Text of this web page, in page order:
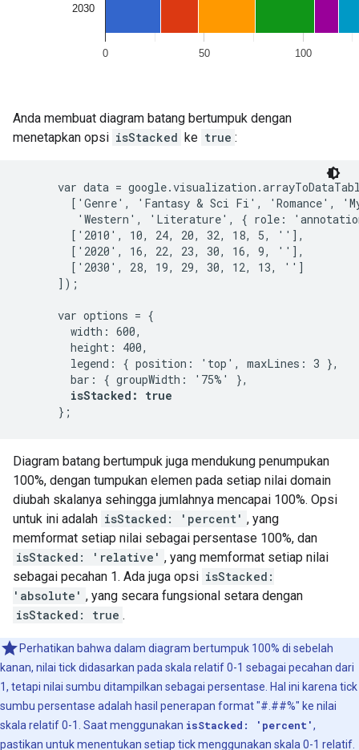
Anda membuat diagram batang bertumpuk dengan
menetapkan opsi isStacked ke true :
var data =
['Genre', 'Fantasy & Sci Fi', 'Romance',
'Western', 'Literature', { role:
        ['2010', 10, 24, 20, 32, 18, 5, ''],
        ['2020', 16, 22, 23, 30, 16, 9, ''],
        ['2030', 28, 19, 29, 30, 12, 13, '']
      ]);
      var options = {
        width: 600,
        height: 400,
        legend: { position: 'top', maxLines: 3 },
        bar: { groupWidth: '75%' },
isStacked: true
Diagram batang bertumpuk juga mendukung penumpukan
100%, dengan tumpukan elemen pada setiap nilai domain
diubah skalanya sehingga jumlahnya mencapai 100%. Opsi
untuk ini adalah isStacked: 'percent' , yang
memformat setiap nilai sebagai persentase 100%, dan
isStacked: 'relative' , yang memformat setiap nilai
sebagai pecahan 1. Ada juga opsi isStacked:
'absolute' , yang secara fungsional setara dengan
isStacked: true .
Perhatikan bahwa dalam diagram bertumpuk 100% di sebelah
kanan, nilai tick didasarkan pada skala relatif 0-1 sebagai pecahan dari
1, tetapi nilai sumbu ditampilkan sebagai persentase. Hal ini karena tick
sumbu persentase adalah hasil penerapan format "#.##%" ke nilai
skala relatif 0-1. Saat menggunakan isStacked: 'percent',
pastikan untuk menentukan setiap tick menggunakan skala 0-1 relatif.